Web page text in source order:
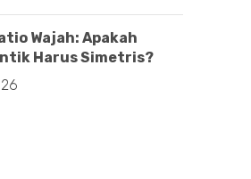
Wajah: Apakah
Harus Simetris?